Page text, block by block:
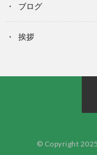
ブログ
挨拶
© Copyright